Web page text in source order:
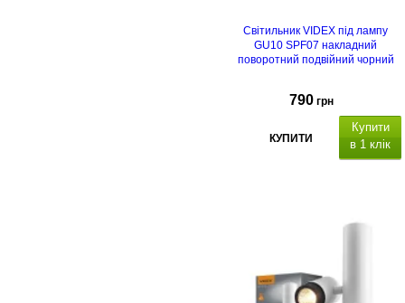
Світильник VIDEX під лампу
GU10 SPF07 накладний
поворотний подвійний чорний
790 грн
КУПИТИ
Купити
в 1 клік